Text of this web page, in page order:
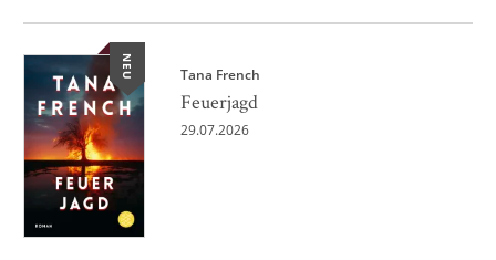
NEU Tana French
Feuerjagd
29.07.2026